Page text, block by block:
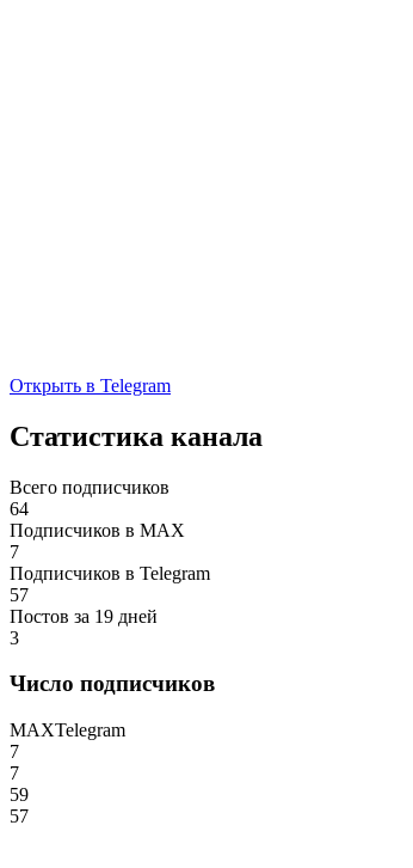
Открыть в Telegram
Статистика канала
Всего подписчиков
64
Подписчиков в MAX
7
Подписчиков в Telegram
57
Постов за 19 дней
3
Число подписчиков
MAXTelegram
7
7
59
57